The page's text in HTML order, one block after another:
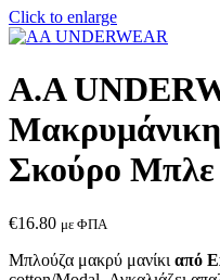
Click to enlarge
Α.A
Σκούρο Μπλε
€16.80 με ΦΠΑ
Μπλούζα μακρύ μανίκι από